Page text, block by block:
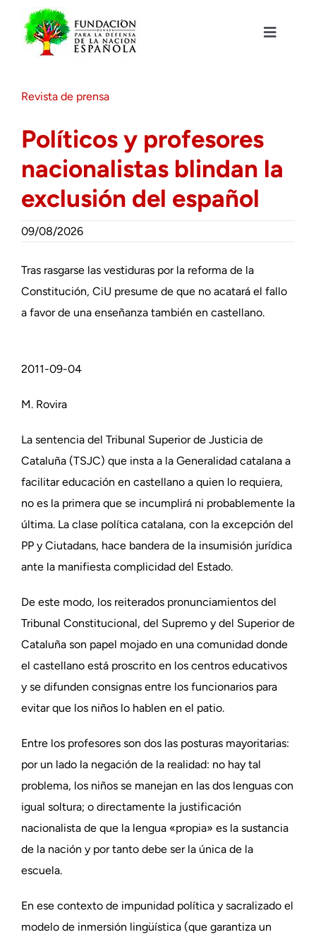
contenido
Toggle
Actualidad
Actividades
Revista de prensa
Políticos y profesores
nacionalistas blindan la
exclusión del español
09/08/2026
Tras rasgarse las vestiduras por la reforma de la
Constitución, CiU presume de que no acatará el fallo
a favor de una enseñanza también en castellano.
2011-09-04
M. Rovira
La sentencia del Tribunal Superior de Justicia de
Cataluña (TSJC) que insta a la Generalidad catalana a
facilitar educación en castellano a quien lo requiera,
no es la primera que se incumplirá ni probablemente la
última. La clase política catalana, con la excepción del
PP y Ciutadans, hace bandera de la insumisión jurídica
ante la manifiesta complicidad del Estado.
De este modo, los reiterados pronunciamientos del
Tribunal Constitucional, del Supremo y del Superior de
Cataluña son papel mojado en una comunidad donde
el castellano está proscrito en los centros educativos
y se difunden consignas entre los funcionarios para
evitar que los niños lo hablen en el patio.
Entre los profesores son dos las posturas mayoritarias:
por un lado la negación de la realidad: no hay tal
problema, los niños se manejan en las dos lenguas con
igual soltura; o directamente la justificación
nacionalista de que la lengua «propia» es la sustancia
de la nación y por tanto debe ser la única de la
escuela.
En ese contexto de impunidad política y sacralizado el
modelo de inmersión lingüística (que garantiza un